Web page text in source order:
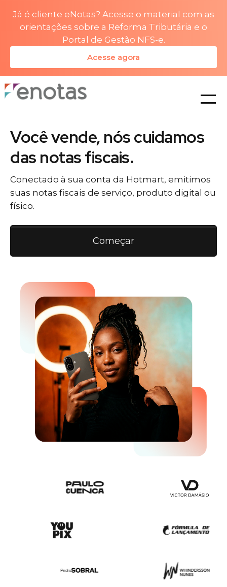
Já é cliente eNotas? Acesse o material com as
orientações sobre a Reforma Tributária e o
Portal de Gestão NFS-e.
Acesse agora
planos
Você vende, nós cuidamos
das notas fiscais.
Conectado à sua conta da Hotmart, emitimos
suas notas fiscais de serviço, produto digital ou
físico.
Começar